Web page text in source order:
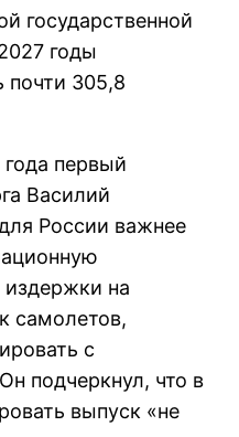
государственной
годы
почти 305,8
первый
Василий
России важнее
на
самолетов,
с
подчеркнул, что в
выпуск «не